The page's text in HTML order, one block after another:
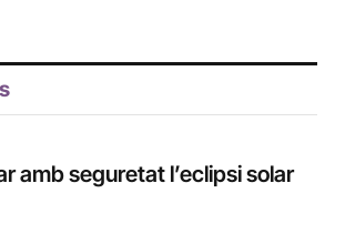
amb seguretat l’eclipsi solar